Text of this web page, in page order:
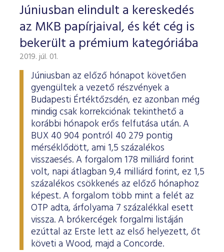
Júniusban elindult a kereskedés
az MKB papírjaival, és két cég is
bekerült a prémium kategóriába
2019. júl. 01.
Júniusban az előző hónapot követően
gyengültek a vezető részvények a
Budapesti Értéktőzsdén, ez azonban még
mindig csak korrekciónak tekinthető a
korábbi hónapok erős felfutása után. A
BUX 40 904 pontról 40 279 pontig
mérséklődött, ami 1,5 százalékos
visszaesés. A forgalom 178 milliárd forint
volt, napi átlagban 9,4 milliárd forint, ez 1,5
százalékos csökkenés az előző hónaphoz
képest. A forgalom több mint a felét az
OTP adta, árfolyama 7 százalékkal esett
vissza. A brókercégek forgalmi listáján
ezúttal az Erste lett az első helyezett, őt
követi a Wood, majd a Concorde.